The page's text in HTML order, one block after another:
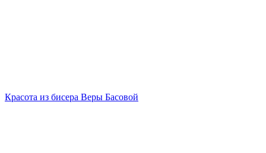
Красота из бисера Веры Басовой